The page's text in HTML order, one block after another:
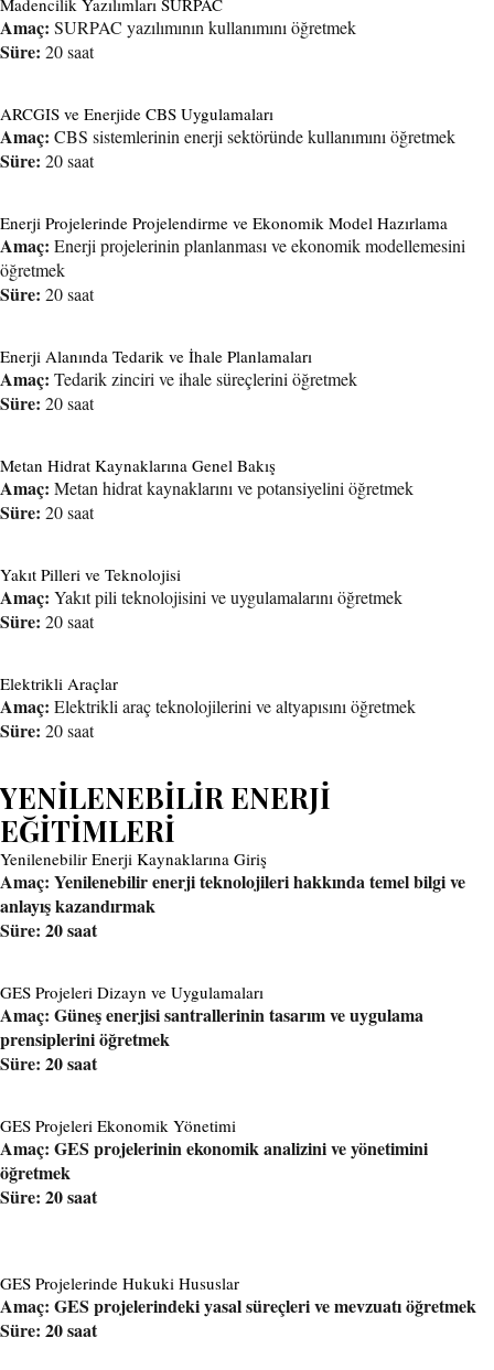
Amaç: SURPAC yazılımının kullanımını öğretmek
Süre: 20 saat
ARCGIS ve Enerjide CBS Uygulamaları
Amaç: CBS sistemlerinin enerji sektöründe kullanımını öğretmek
Süre: 20 saat
Enerji Projelerinde Projelendirme ve Ekonomik Model Hazırlama
Amaç: Enerji projelerinin planlanması ve ekonomik modellemesini
öğretmek
Süre: 20 saat
Enerji Alanında Tedarik ve İhale Planlamaları
Amaç: Tedarik zinciri ve ihale süreçlerini öğretmek
Süre: 20 saat
Metan Hidrat Kaynaklarına Genel Bakış
Amaç: Metan hidrat kaynaklarını ve potansiyelini öğretmek
Süre: 20 saat
Yakıt Pilleri ve Teknolojisi
Amaç: Yakıt pili teknolojisini ve uygulamalarını öğretmek
Süre: 20 saat
Elektrikli Araçlar
Amaç: Elektrikli araç teknolojilerini ve altyapısını öğretmek
Süre: 20 saat
YENİLENEBİLİR ENERJİ
EĞİTİMLERİ
Yenilenebilir Enerji Kaynaklarına Giriş
Amaç: Yenilenebilir enerji teknolojileri hakkında temel bilgi ve
anlayış kazandırmak
Süre: 20 saat
GES Projeleri Dizayn ve Uygulamaları
Amaç: Güneş enerjisi santrallerinin tasarım ve uygulama
prensiplerini öğretmek
Süre: 20 saat
GES Projeleri Ekonomik Yönetimi
Amaç: GES projelerinin ekonomik analizini ve yönetimini
öğretmek
Süre: 20 saat
GES Projelerinde Hukuki Hususlar
Amaç: GES projelerindeki yasal süreçleri ve mevzuatı öğretmek
Süre: 20 saat